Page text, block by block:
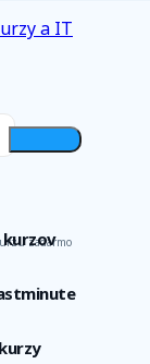
zadarmo